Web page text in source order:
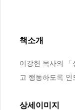
책소개
이강헌 목사의
고 행동하도록
상세이미지